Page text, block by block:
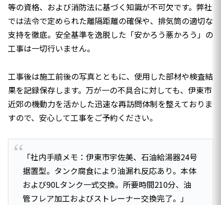
等の資格、および消防法に基づく知識が不可欠です。弊社
では法令で定められた離隔距離の確保や、排気筒の適切な
支持を徹底。安全基準を逸脱した「安かろう悪かろう」の
工事は一切行いません。
工事後は施工前後の写真とともに、使用した部材や検査結
果を記録保存します。万が一の不具合に対しても、伊東市
近郊の機動力を活かした迅速な再訪問体制を整えておりま
すので、安心して工事をご予約ください。
「社内手順メモ：伊東市宇佐美、石油給湯器24号
据置型。タンク腐食により油漏れ反応あり。本体
および90Lタンク一式交換。所要時間210分、油
管フレア加工およびストレーナー交換完了。」